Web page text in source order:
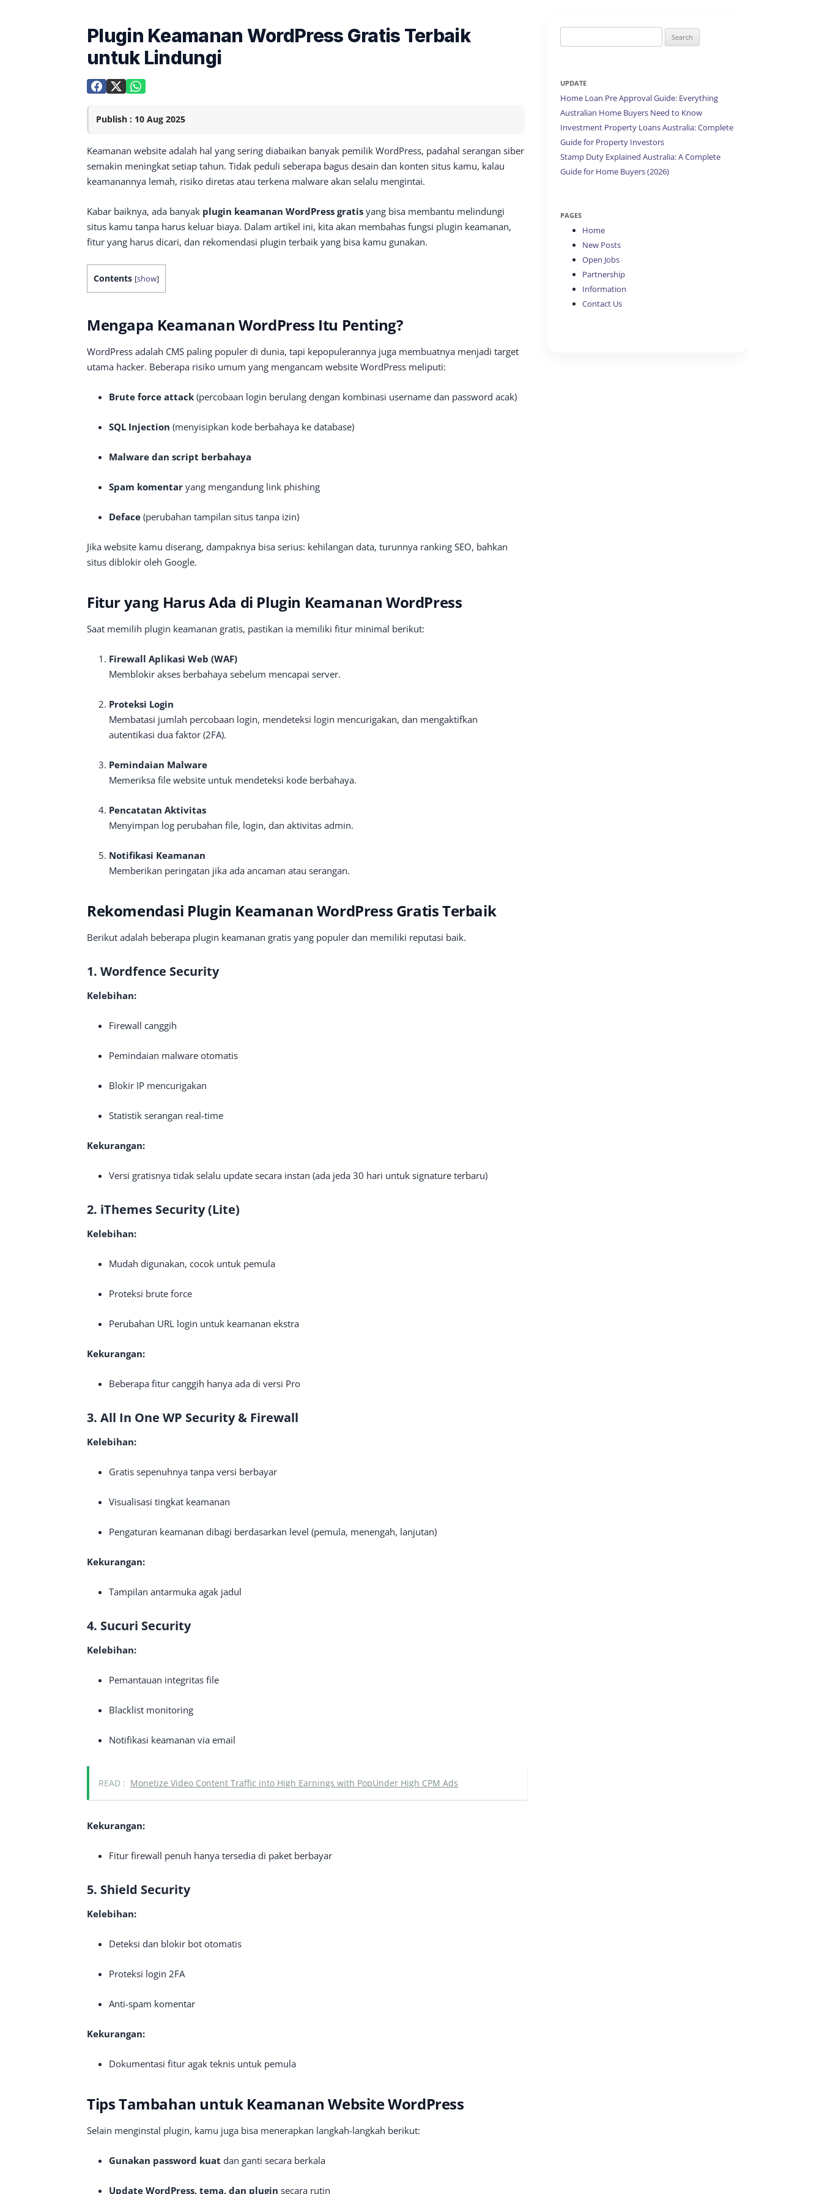
Plugin Keamanan WordPress Gratis Terbaik
untuk Lindungi
Publish : 10 Aug 2025
Keamanan website adalah hal yang sering diabaikan banyak pemilik WordPress, padahal serangan siber
semakin meningkat setiap tahun. Tidak peduli seberapa bagus desain dan konten situs kamu, kalau
keamanannya lemah, risiko diretas atau terkena malware akan selalu mengintai.
Kabar baiknya, ada banyak plugin keamanan WordPress gratis yang bisa membantu melindungi
situs kamu tanpa harus keluar biaya. Dalam artikel ini, kita akan membahas fungsi plugin keamanan,
fitur yang harus dicari, dan rekomendasi plugin terbaik yang bisa kamu gunakan.
Contents [show]
Mengapa Keamanan WordPress Itu Penting?
WordPress adalah CMS paling populer di dunia, tapi kepopulerannya juga membuatnya menjadi target
utama hacker. Beberapa risiko umum yang mengancam website WordPress meliputi:
Brute force attack (percobaan login berulang dengan kombinasi username dan password acak)
SQL Injection (menyisipkan kode berbahaya ke database)
Malware dan script berbahaya
Spam komentar yang mengandung link phishing
Deface (perubahan tampilan situs tanpa izin)
Jika website kamu diserang, dampaknya bisa serius: kehilangan data, turunnya ranking SEO, bahkan
situs diblokir oleh Google.
Fitur yang Harus Ada di Plugin Keamanan WordPress
Saat memilih plugin keamanan gratis, pastikan ia memiliki fitur minimal berikut:
Firewall Aplikasi Web (WAF)
Memblokir akses berbahaya sebelum mencapai server.
Proteksi Login
Membatasi jumlah percobaan login, mendeteksi login mencurigakan, dan mengaktifkan
autentikasi dua faktor (2FA).
Pemindaian Malware
Memeriksa file website untuk mendeteksi kode berbahaya.
Pencatatan Aktivitas
Menyimpan log perubahan file, login, dan aktivitas admin.
Notifikasi Keamanan
Memberikan peringatan jika ada ancaman atau serangan.
Rekomendasi Plugin Keamanan WordPress Gratis Terbaik
Berikut adalah beberapa plugin keamanan gratis yang populer dan memiliki reputasi baik.
1. Wordfence Security
Kelebihan:
Firewall canggih
Pemindaian malware otomatis
Blokir IP mencurigakan
Statistik serangan real-time
Kekurangan:
Versi gratisnya tidak selalu update secara instan (ada jeda 30 hari untuk signature terbaru)
2. iThemes Security (Lite)
Kelebihan:
Mudah digunakan, cocok untuk pemula
Proteksi brute force
Perubahan URL login untuk keamanan ekstra
Kekurangan:
Beberapa fitur canggih hanya ada di versi Pro
3. All In One WP Security & Firewall
Kelebihan:
Gratis sepenuhnya tanpa versi berbayar
Visualisasi tingkat keamanan
Pengaturan keamanan dibagi berdasarkan level (pemula, menengah, lanjutan)
Kekurangan:
Tampilan antarmuka agak jadul
4. Sucuri Security
Kelebihan:
Pemantauan integritas file
Blacklist monitoring
Notifikasi keamanan via email
READ : Monetize Video Content Traffic into High Earnings with PopUnder High CPM Ads
Kekurangan:
Fitur firewall penuh hanya tersedia di paket berbayar
5. Shield Security
Kelebihan:
Deteksi dan blokir bot otomatis
Proteksi login 2FA
Anti-spam komentar
Kekurangan:
Dokumentasi fitur agak teknis untuk pemula
Tips Tambahan untuk Keamanan Website WordPress
Selain menginstal plugin, kamu juga bisa menerapkan langkah-langkah berikut:
Gunakan password kuat dan ganti secara berkala
Update WordPress, tema, dan plugin secara rutin
for:
UPDATE
Home Loan Pre Approval Guide: Everything
Australian Home Buyers Need to Know
Investment Property Loans Australia: Complete
Guide for Property Investors
Stamp Duty Explained Australia: A Complete
Guide for Home Buyers (2026)
PAGES
Home
New Posts
Open Jobs
Partnership
Information
Contact Us